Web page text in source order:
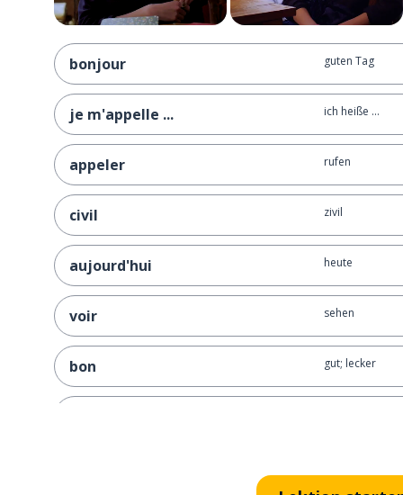
bonjour guten Tag
je m'appelle ... ich heiße ...
appeler rufen
civil zivil
aujourd'hui heute
voir sehen
bon gut; lecker